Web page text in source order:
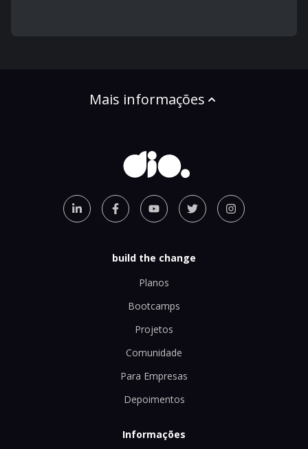
Mais informações
build the change
Planos
Bootcamps
Projetos
Comunidade
Para Empresas
Depoimentos
Informações